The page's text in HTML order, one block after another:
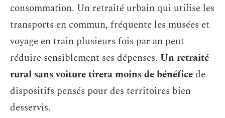
consommation. Un retraité urbain qui utilise les
transports en commun, fréquente les musées et
voyage en train plusieurs fois par an peut
réduire sensiblement ses dépenses. Un retraité
rural sans voiture tirera moins de bénéficede
dispositifs pensés pour des territoires bien
desservis.